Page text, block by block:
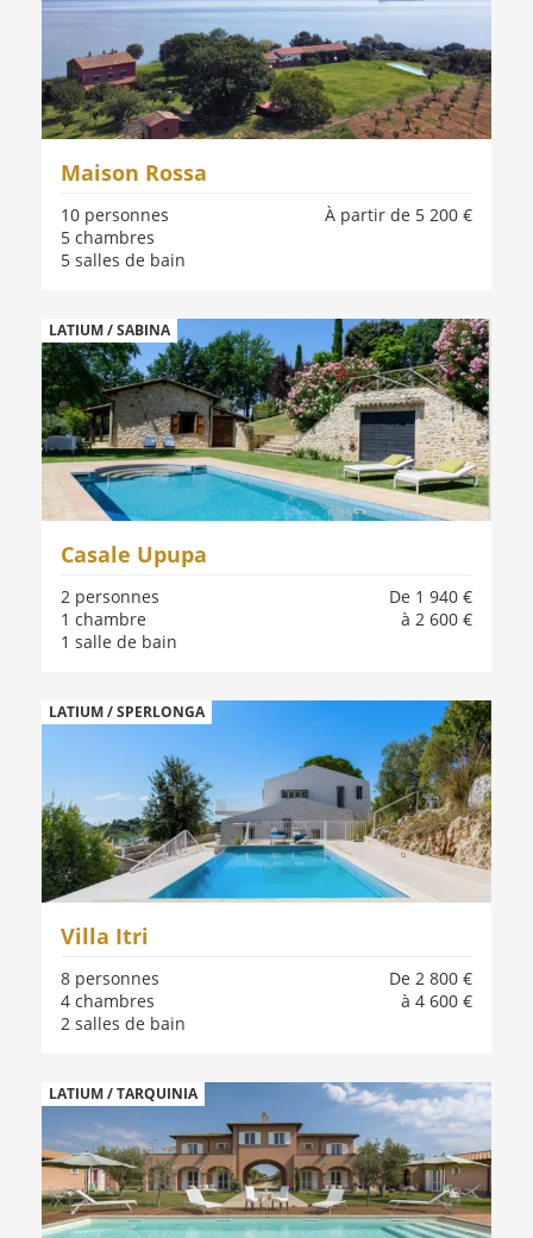
Maison Rossa
À partir de 5 200 €
10 personnes
5 chambres
5 salles de bain
LATIUM / SABINA
Casale Upupa
De 1 940 €
à 2 600 €
2 personnes
1 chambre
1 salle de bain
LATIUM / SPERLONGA
Villa Itri
De 2 800 €
à 4 600 €
8 personnes
4 chambres
2 salles de bain
LATIUM / TARQUINIA